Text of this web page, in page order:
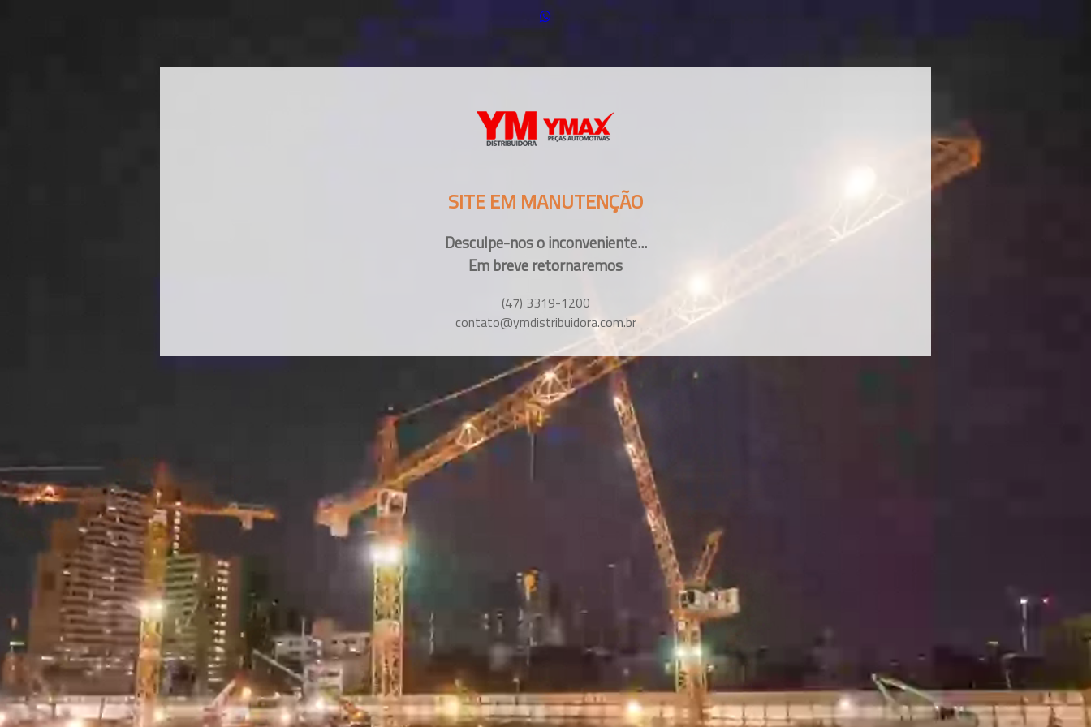
SITE EM MANUTENÇÃO
Desculpe-nos o inconveniente...
Em breve retornaremos
(47) 3319-1200
contato@ymdistribuidora.com.br